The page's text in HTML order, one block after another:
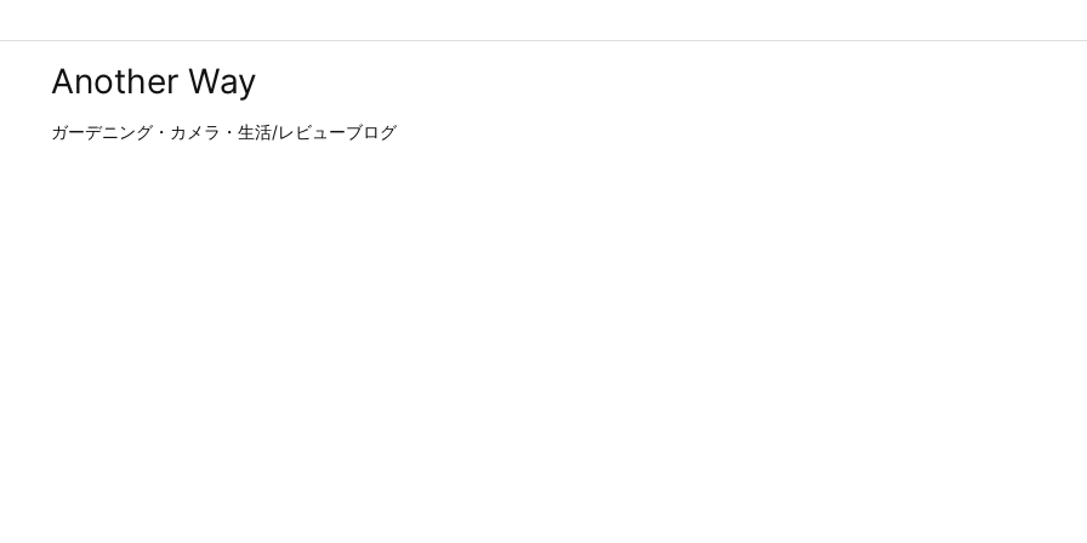
Another Way
ガーデニング・カメラ・生活/レビューブログ